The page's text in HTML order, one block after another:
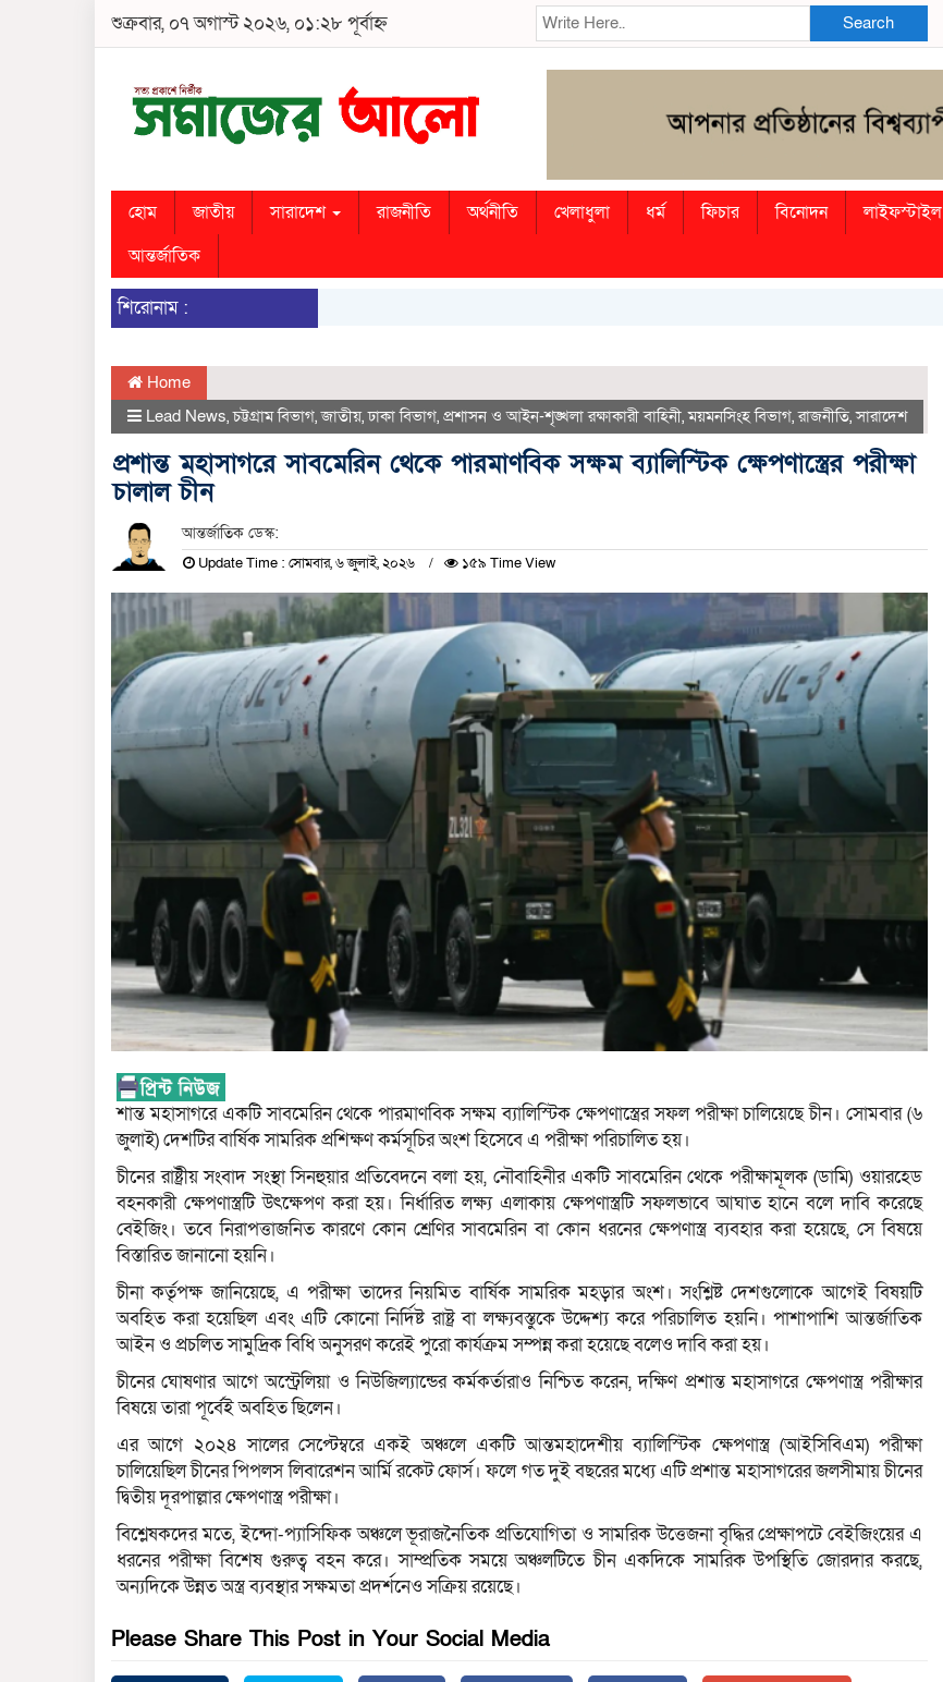
শুক্রবার, ০৭ অগাস্ট ২০২৬, ০১:২৮ পূর্বাহ্ন Search
হোম জাতীয় সারাদেশ রাজনীতি অর্থনীতি খেলাধুলা ধর্ম ফিচার বিনোদন লাইফস্টাইল
আন্তর্জাতিক
শিরোনাম :
Home
Lead News,চট্টগ্রাম বিভাগ,জাতীয়,ঢাকা বিভাগ, প্রশাসন ও আইন-শৃঙ্খলা রক্ষাকারী বাহিনী,ময়মনসিংহ বিভাগ,রাজনীতি,সারাদেশ
প্রশান্ত মহাসাগরে সাবমেরিন থেকে পারমাণবিক সক্ষম ব্যালিস্টিক ক্ষেপণাস্ত্রের পরীক্ষা
চালাল চীন
আন্তর্জাতিক ডেস্ক:
Update Time : সোমবার, ৬ জুলাই, ২০২৬ ১৫৯ Time View
শান্ত মহাসাগরে একটি সাবমেরিন থেকে পারমাণবিক সক্ষম ব্যালিস্টিক ক্ষেপণাস্ত্রের সফল পরীক্ষা চালিয়েছে চীন। সোমবার (৬
জুলাই) দেশটির বার্ষিক সামরিক প্রশিক্ষণ কর্মসূচির অংশ হিসেবে এ পরীক্ষা পরিচালিত হয়।
চীনের রাষ্ট্রীয় সংবাদ সংস্থা সিনহুয়ার প্রতিবেদনে বলা হয়, নৌবাহিনীর একটি সাবমেরিন থেকে পরীক্ষামূলক (ডামি) ওয়ারহেড
বহনকারী ক্ষেপণাস্ত্রটি উৎক্ষেপণ করা হয়। নির্ধারিত লক্ষ্য এলাকায় ক্ষেপণাস্ত্রটি সফলভাবে আঘাত হানে বলে দাবি করেছে
বেইজিং। তবে নিরাপত্তাজনিত কারণে কোন শ্রেণির সাবমেরিন বা কোন ধরনের ক্ষেপণাস্ত্র ব্যবহার করা হয়েছে, সে বিষয়ে
বিস্তারিত জানানো হয়নি।
চীনা কর্তৃপক্ষ জানিয়েছে, এ পরীক্ষা তাদের নিয়মিত বার্ষিক সামরিক মহড়ার অংশ। সংশ্লিষ্ট দেশগুলোকে আগেই বিষয়টি
অবহিত করা হয়েছিল এবং এটি কোনো নির্দিষ্ট রাষ্ট্র বা লক্ষ্যবস্তুকে উদ্দেশ্য করে পরিচালিত হয়নি। পাশাপাশি আন্তর্জাতিক
আইন ও প্রচলিত সামুদ্রিক বিধি অনুসরণ করেই পুরো কার্যক্রম সম্পন্ন করা হয়েছে বলেও দাবি করা হয়।
চীনের ঘোষণার আগে অস্ট্রেলিয়া ও নিউজিল্যান্ডের কর্মকর্তারাও নিশ্চিত করেন, দক্ষিণ প্রশান্ত মহাসাগরে ক্ষেপণাস্ত্র পরীক্ষার
বিষয়ে তারা পূর্বেই অবহিত ছিলেন।
এর আগে ২০২৪ সালের সেপ্টেম্বরে একই অঞ্চলে একটি আন্তমহাদেশীয় ব্যালিস্টিক ক্ষেপণাস্ত্র (আইসিবিএম) পরীক্ষা
চালিয়েছিল চীনের পিপলস লিবারেশন আর্মি রকেট ফোর্স। ফলে গত দুই বছরের মধ্যে এটি প্রশান্ত মহাসাগরের জলসীমায় চীনের
দ্বিতীয় দূরপাল্লার ক্ষেপণাস্ত্র পরীক্ষা।
বিশ্লেষকদের মতে, ইন্দো-প্যাসিফিক অঞ্চলে ভূরাজনৈতিক প্রতিযোগিতা ও সামরিক উত্তেজনা বৃদ্ধির প্রেক্ষাপটে বেইজিংয়ের এ
ধরনের পরীক্ষা বিশেষ গুরুত্ব বহন করে। সাম্প্রতিক সময়ে অঞ্চলটিতে চীন একদিকে সামরিক উপস্থিতি জোরদার করছে,
অন্যদিকে উন্নত অস্ত্র ব্যবস্থার সক্ষমতা প্রদর্শনেও সক্রিয় রয়েছে।
Please Share This Post in Your Social Media